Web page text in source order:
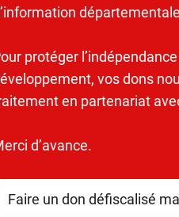
protéger
vos dons
en partenariat
d’avance.
Faire un don défiscalisé